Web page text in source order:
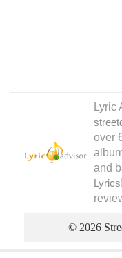
over
and
Lyrics
© 2026